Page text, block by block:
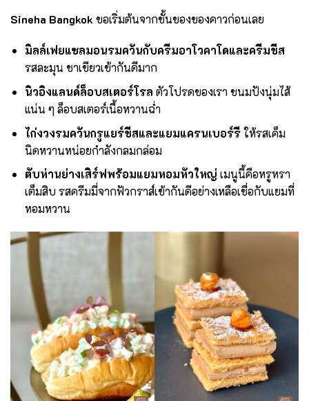
Sineha Bangkok ขอเริ่มต้นจากชั้นของของคาวก่อนเลย
มิลล์เฟยแซลมอนรมควันกับครีมอาโวคาโดและครีมชีส
รสละมุน ชาเขียวเข้ากันดีมาก
นิวอิงแลนด์ล็อบสเตอร์โรล ตัวโปรดของเรา ขนมปังนุ่มไส้
แน่น ๆ ล็อบสเตอร์เนื้อหวานฉ่ำ
ไก่งวงรมควันกรูแยร์ชีสและแยมแครนเบอร์รีให้รสเค็ม
นิดหวานหน่อยกำลังกลมกล่อม
ตับห่านย่างเสิร์ฟพร้อมแยมหอมหัวใหญ่ เมนูนี้คือหรูหรา
เต็มสิบ รสครีมมี่จากฟัวกราส์เข้ากันดีอย่างเหลือเชื่อกับแยมที่
หอมหวาน